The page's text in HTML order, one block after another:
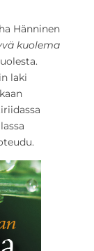
Hänninen
kuolema
laki